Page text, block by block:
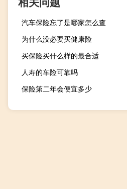
汽车保险忘了是哪家怎么查
为什么没必要买健康险
买保险买什么样的最合适
人寿的车险可靠吗
保险第二年会便宜多少